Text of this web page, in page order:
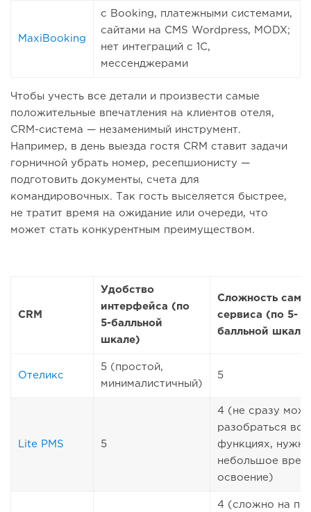
MaxiBooking
с Booking, платежными системами,
сайтами на CMS Wordpress, MODX;
нет интеграций с 1С,
мессенджерами
Чтобы учесть все детали и произвести самые
положительные впечатления на клиентов отеля,
CRM-система — незаменимый инструмент.
Например, в день выезда гостя CRM ставит задачи
горничной убрать номер, ресепшионисту —
подготовить документы, счета для
командировочных. Так гость выселяется быстрее,
не тратит время на ожидание или очереди, что
может стать конкурентным преимуществом.
CRM
Удобство
интерфейса (по
5-балльной
шкале)
Сложность
сервиса (по 5-
балльной шкале)
Отеликс
5 (простой,
минималистичный)
5
Lite PMS 5
4 (не сразу
разобраться во
функциях, нужно
небольшое
освоение)
4 (сложно на